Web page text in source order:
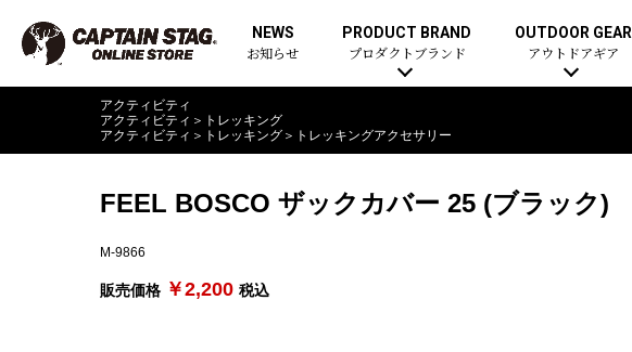
NEWS
お知らせ
PRODUCT BRAND
プロダクトブランド
OUTDOOR GEAR
アウトドアギア
アクティビティ
アクティビティ ＞ トレッキング
アクティビティ ＞ トレッキング ＞ トレッキングアクセサリー
FEEL BOSCO ザックカバー 25 (ブラック)
M-9866
販売価格 ￥2,200 税込